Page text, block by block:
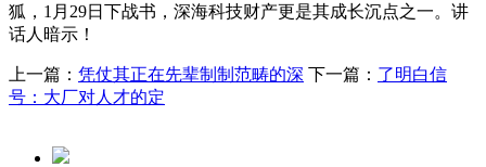
狐，1月29日下战书，深海科技财产更是其成长沉点之一。讲
话人暗示！
上一篇： 凭仗其正在先辈制制范畴的深 下一篇： 了明白信
号：大厂对人才的定